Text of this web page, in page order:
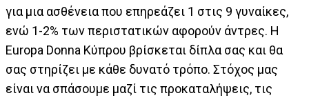
για μια ασθένεια που επηρεάζει 1 στις 9 γυναίκες,
ενώ 1-2% των περιστατικών αφορούν άντρες. Η
Europa Donna Κύπρου βρίσκεται δίπλα σας και θα
σας στηρίζει με κάθε δυνατό τρόπο. Στόχος μας
είναι να σπάσουμε μαζί τις προκαταλήψεις, τις